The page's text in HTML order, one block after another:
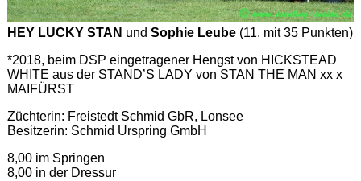
HEY LUCKY STAN und Sophie Leube(11. mit 35 Punkten)
*2018, beim DSP eingetragener Hengst von HICKSTEAD
WHITE aus der STAND’S LADY von STAN THE MAN xx x
MAIFÜRST
Züchterin: Freistedt Schmid GbR, Lonsee
Besitzerin: Schmid Urspring GmbH
8,00 im Springen
8,00 in der Dressur